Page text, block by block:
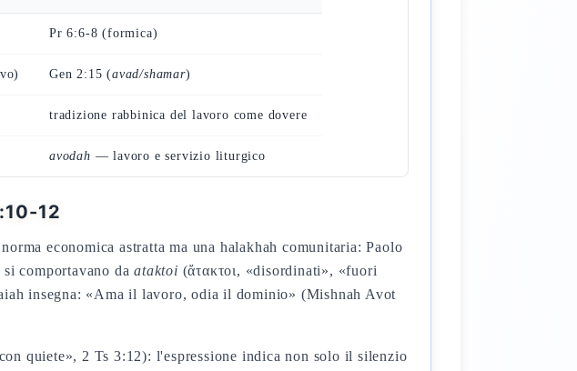
Pr 6:6-8 (formica)
Gen 2:15 (avad/shamar)
tradizione rabbinica del lavoro come dovere
avodah — lavoro e servizio liturgico
12
economica astratta ma una halakhah comunitaria: Paolo
si comportavano daataktoi (ἄτακτοι, «disordinati», «fuori
insegna: «Ama il lavoro, odia il dominio» (Mishnah Avot
quiete», 2 Ts 3:12): l'espressione indica non solo il silenzio